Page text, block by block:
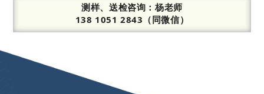
测样、送检咨询： 杨老师
138 1051 2843（同微信）